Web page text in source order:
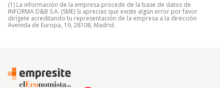
(1) La información de la empresa procede de la base de datos de
INFORMA D&B S.A. (SME) Si aprecias que existe algún error por favor
dirígete acreditando tu representación de la empresa a la dirección
Avenida de Europa, 19, 28108, Madrid.